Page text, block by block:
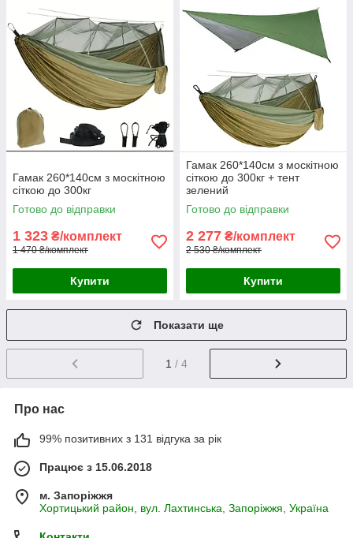
Гамак 260*140см з москітною
сіткою до 300кг
Готово до відправки
1 323 ₴/комплект
1 470 ₴/комплект
Купити
Гамак 260*140см з москітною
сіткою до 300кг + тент
зелений
Готово до відправки
2 277 ₴/комплект
2 530 ₴/комплект
Купити
Показати ще
1 / 4
Про нас
99% позитивних з 131 відгука за рік
Працює з 15.06.2018
м. Запоріжжя
Хортицький район, вул. Лахтинська, Запоріжжя, Україна